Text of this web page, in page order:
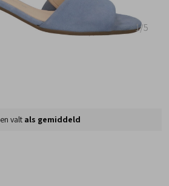
1/5
en valt als gemiddeld